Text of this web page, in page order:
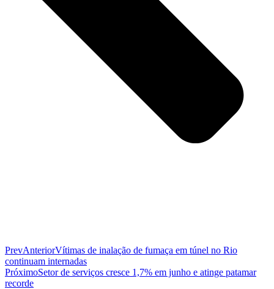
PrevAnteriorVítimas de inalação de fumaça em túnel no Rio
continuam internadas
PróximoSetor de serviços cresce 1,7% em junho e atinge patamar
recorde